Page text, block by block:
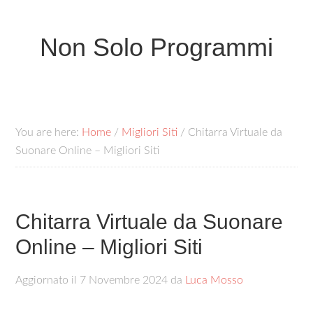
Non Solo Programmi
You are here: Home / Migliori Siti / Chitarra Virtuale da
Suonare Online – Migliori Siti
Chitarra Virtuale da Suonare
Online – Migliori Siti
Aggiornato il 7 Novembre 2024 da Luca Mosso